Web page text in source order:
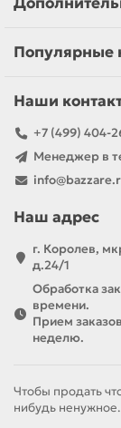
Популярные
Наши
+7 (499) 404-
Менеджер в
Наш адрес
г. Королев,
д.24/1
Обработка
времени.
Прием
неделю.
Чтобы продать
нибудь ненужное.